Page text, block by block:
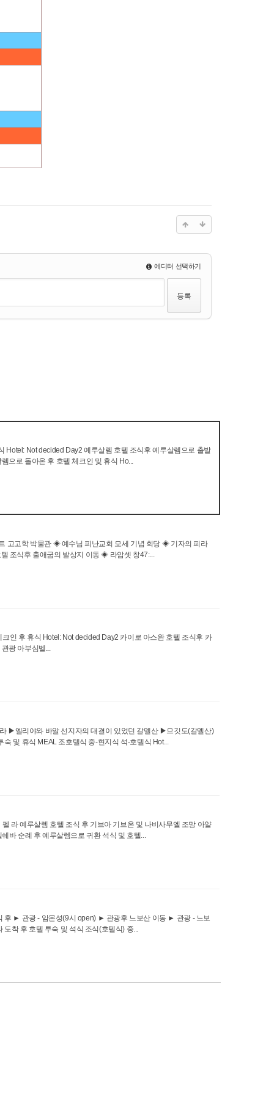
에디터 선택하기
Hotel: Not decided Day2 예루살렘 호텔 조식후 예루살렘으로 출발
으로 돌아온 후 호텔 체크인 및 휴식 Ho...
고고학 박물관 ◈ 예수님 피난교회 모세 기념 회당 ◈ 기자의 피라
조식후 출애굽의 발상지 이동 ◈ 라암셋 창47:...
인 후 휴식 Hotel: Not decided Day2 카이로 아스완 호텔 조식후 카
광 아부심벨...
▶엘리야와 바알 선지자의 대결이 있었던 갈멜산 ▶므깃도(갈멜산)
및 휴식 MEAL 조호텔식 중-현지식 석-호텔식 Hot...
라 예루살렘 호텔 조식 후 기브아 기브온 및 나비사무엘 조망 아얄
바 순례 후 예루살렘으로 귀환 석식 및 호텔...
후 ► 관광 - 암몬성(9시 open) ► 관광후 느보산 이동 ► 관광 - 느보
착 후 호텔 투숙 및 석식 조식(호텔식) 중...